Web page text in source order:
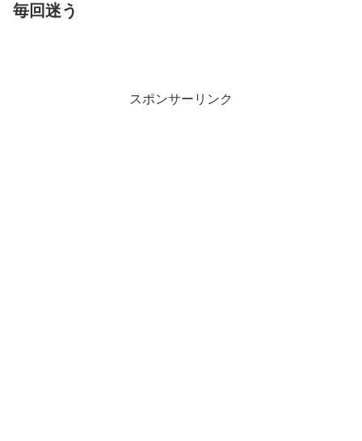
毎回迷う
スポンサーリンク